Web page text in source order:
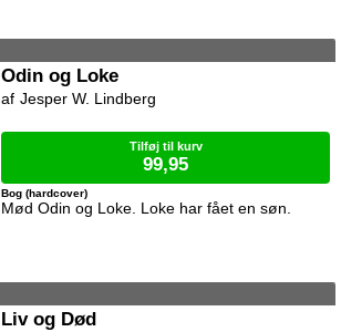
Odin og Loke
Mød Odin og Loke. Loke har fået en søn.
Bog (hardcover)
Jesper W. Lindberg
Tilføj til kurv
99,95
Liv og Død